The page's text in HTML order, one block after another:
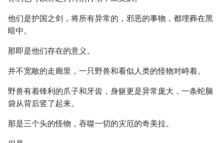
他们是护国之剑，将所有异常的，邪恶的事物，都埋葬在黑
暗中。
那即是他们存在的意义。
并不宽敞的走廊里，一只野兽和看似人类的怪物对峙着。
野兽有着锋利的爪子和牙齿，身躯更是异常庞大，一条蛇脑
袋从背后竖了起来。
那是三个头的怪物，吞噬一切的灾厄的奇美拉。